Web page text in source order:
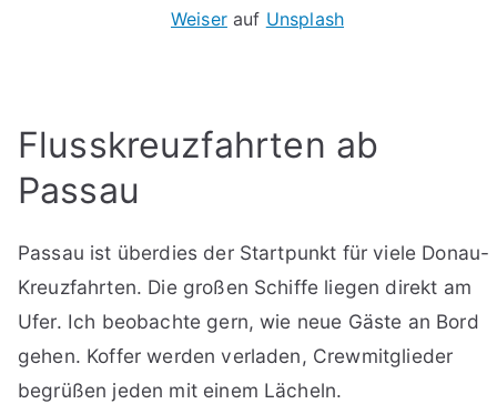
Weiserauf Unsplash
Flusskreuzfahrten ab
Passau
Passau ist überdies der Startpunkt für viele Donau-
Kreuzfahrten. Die großen Schiffe liegen direkt am
Ufer. Ich beobachte gern, wie neue Gäste an Bord
gehen. Koffer werden verladen, Crewmitglieder
begrüßen jeden mit einem Lächeln.